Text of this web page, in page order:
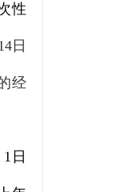
性
日
经
1 日